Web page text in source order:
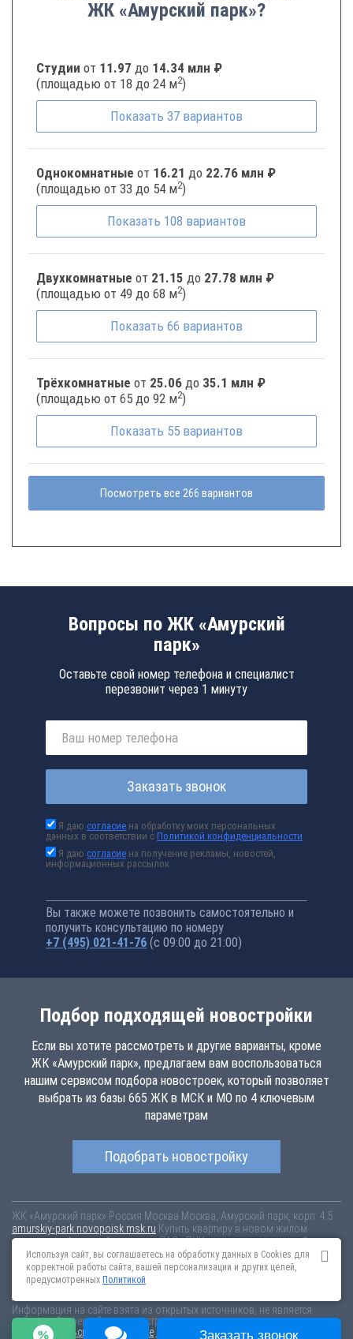
ЖК «Амурский парк»?
Студии от 11.97 до 14.34 млн ₽
(площадью от 18 до 24 м2)
Показать 37 вариантов
Однокомнатные от 16.21 до 22.76 млн ₽
(площадью от 33 до 54 м2)
Показать 108 вариантов
Двухкомнатные от 21.15 до 27.78 млн ₽
(площадью от 49 до 68 м2)
Показать 66 вариантов
Трёхкомнатные от 25.06 до 35.1 млн ₽
(площадью от 65 до 92 м2)
Показать 55 вариантов
Посмотреть все 266 вариантов
Вопросы по ЖК «Амурский
парк»
Оставьте свой номер телефона и специалист
перезвонит через 1 минуту
Заказать звонок
Я даюсогласие на обработку моих персональных
данных в соответствии сПолитикой конфиденциальности
Я даюсогласие на получение рекламы, новостей,
информационных рассылок
Вы также можете позвонить самостоятельно и
получить консультацию по номеру
+7 (495) 021-41-76 (с 09:00 до 21:00)
Подбор подходящей новостройки
Если вы хотите рассмотреть и другие варианты, кроме
ЖК «Амурский парк», предлагаем вам воспользоваться
нашим сервисом подбора новостроек, который позволяет
выбрать из базы 665 ЖК в МСК и МО по 4 ключевым
параметрам
Подобрать новостройку
ЖК «Амурский парк» Россия Москва Москва, Амурский парк, корп. 4.5
amurskiy-park.novopoisk.msk.ru Купить квартиру в новом жилом
комплексе «Амурский парк» от «ПАО «ПИК-специализированный
застройщик»» в районе Гольяново. Квартиры различных планировок
от 11.97 млн рублей!
Информация на сайте взята из открытых источников, не является
публичной офертой и распространяется для ознакомления.
Пользовательское соглашение
Соглашение о размещении
Используя сайт, вы соглашаетесь на обработку данных в Cookies для
корректной работы сайта, вашей персонализации и других целей,
предусмотренных Политикой
Заказать звонок